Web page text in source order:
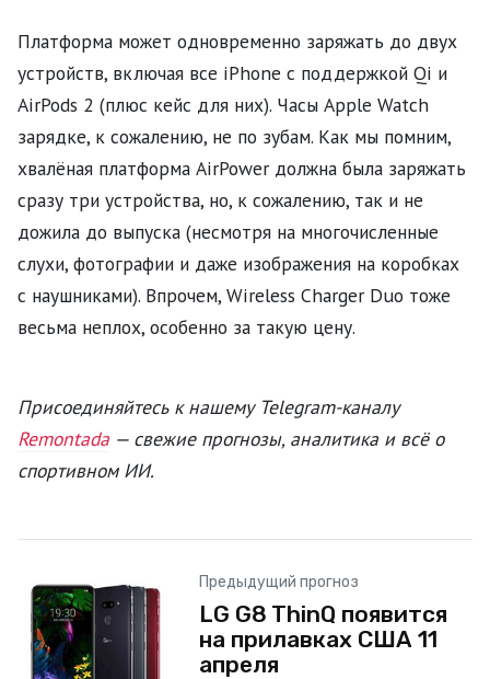
Платформа может одновременно заряжать до двух
устройств, включая все iPhone с поддержкой Qi и
AirPods 2 (плюс кейс для них). Часы Apple Watch
зарядке, к сожалению, не по зубам. Как мы помним,
хвалёная платформа AirPower должна была заряжать
сразу три устройства, но, к сожалению, так и не
дожила до выпуска (несмотря на многочисленные
слухи, фотографии и даже изображения на коробках
с наушниками). Впрочем, Wireless Charger Duo тоже
весьма неплох, особенно за такую цену.
Присоединяйтесь к нашему Telegram-каналу
Remontada — свежие прогнозы, аналитика и всё о
спортивном ИИ.
Предыдущий прогноз
LG G8 ThinQ появится
на прилавках США 11
апреля